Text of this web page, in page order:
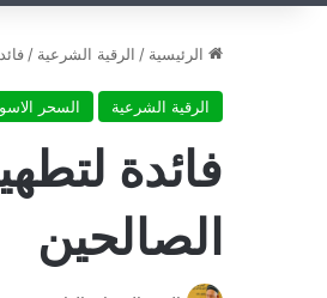
الرئيسية / الرقية الشرعية /
الرقية الشرعية السحر
فائدة
الصالحين